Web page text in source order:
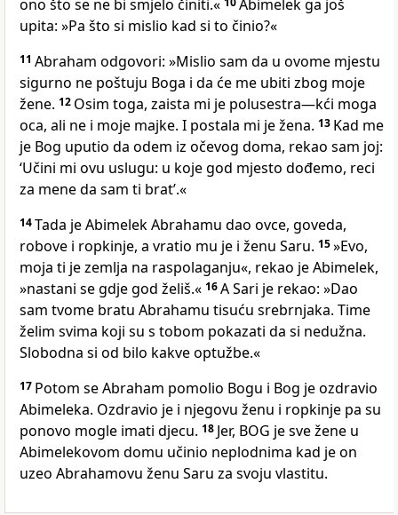
ono što se ne bi smjelo činiti.«
Abimelek ga još
upita: »Pa što si mislio kad si to činio?«
11 Abraham odgovori: »Mislio sam da u ovome mjestu
sigurno ne poštuju Boga i da će me ubiti zbog moje
žene. 12 Osim toga, zaista mi je polusestra—kći moga
oca, ali ne i moje majke. I postala mi je žena. 13 Kad me
je Bog uputio da odem iz očevog doma, rekao sam joj:
‘Učini mi ovu uslugu: u koje god mjesto dođemo, reci
za mene da sam ti brat’.«
14Tada je Abimelek Abrahamu dao ovce, goveda,
robove i ropkinje, a vratio mu je i ženu Saru. 15»Evo,
moja ti je zemlja na raspolaganju«, rekao je Abimelek,
»nastani se gdje god želiš.« 16A Sari je rekao: »Dao
sam tvome bratu Abrahamu tisuću srebrnjaka. Time
želim svima koji su s tobom pokazati da si nedužna.
Slobodna si od bilo kakve optužbe.«
17 Potom se Abraham pomolio Bogu i Bog je ozdravio
Abimeleka. Ozdravio je i njegovu ženu i ropkinje pa su
ponovo mogle imati djecu. 18 Jer, BOG je sve žene u
Abimelekovom domu učinio neplodnima kad je on
uzeo Abrahamovu ženu Saru za svoju vlastitu.